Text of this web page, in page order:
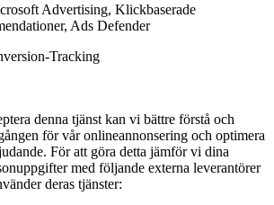
Advertising, Klickbaserade
Ads Defender
Tracking
denna tjänst kan vi bättre förstå och
för vår onlineannonsering och optimera
För att göra detta jämför vi dina
med följande externa leverantörer
deras tjänster: